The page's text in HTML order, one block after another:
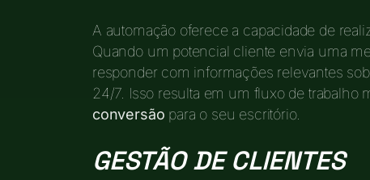
A automação oferece a capacidade de
Quando um potencial cliente envia uma
responder com informações relevantes
24/7. Isso resulta em um fluxo de trabalho
conversão para o seu escritório.
GESTÃO DE CLIENTES